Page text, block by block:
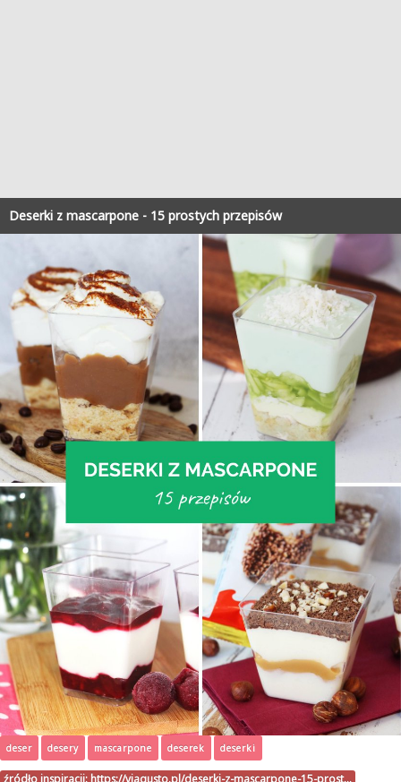
Deserki z mascarpone - 15 prostych przepisów
deser desery mascarpone deserek deserki
źródło inspiracji: https://viagusto.pl/deserki-z-mascarpone-15-prost…